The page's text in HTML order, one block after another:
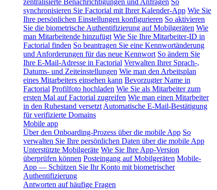
synchronisieren Sie Factorial mit Ihrer Kalender-App Wie Sie
Ihre persönlichen Einstellungen konfigurieren So aktivieren
Sie die biometrische Authentifizierung auf Mobilgeräten Wie
man Mitarbeitende hinzufügt Wie Sie Ihre Mitarbeiter-ID in
Factorial finden So beantragen Sie eine Kennwortänderung
und Anforderungen für das neue Kennwort So ändern Sie
Ihre E-Mail-Adresse in Factorial Verwalten Ihrer Sprach-,
Datums- und Zeiteinstellungen Wie man den Arbeitsplan
eines Mitarbeiters einsehen kann Bevorzugter Name in
Factorial Profilfoto hochladen Wie Sie als Mitarbeiter zum
ersten Mal auf Factorial zugreifen Wie man einen Mitarbeiter
in den Ruhestand versetzt Automatische E-Mail-Bestätigung
für verifizierte Domains
Mobile app
Über den Onboarding-Prozess über die mobile App So
verwalten Sie Ihre persönlichen Daten über die mobile App
Unterstützte Mobilgeräte Wie Sie Ihre App-Version
überprüfen können Posteingang auf Mobilgeräten Mobile-
App — Schützen Sie Ihr Konto mit biometrischer
Authentifizierung
Antworten auf häufige Fragen